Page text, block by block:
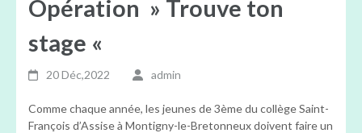
Opération » Trouve ton
stage «
20 Déc,2022 admin
Comme chaque année, les jeunes de 3ème du collège Saint-
François d’Assise à Montigny-le-Bretonneux doivent faire un